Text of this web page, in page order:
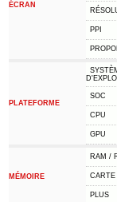
ÉCRAN
PPI
PLATEFORME
SOC
CPU
GPU
MÉMOIRE
RAM /
CARTE
PLUS